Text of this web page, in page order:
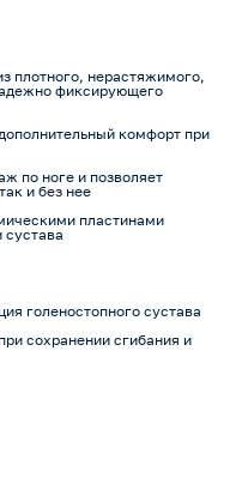
плотного, нерастяжимого,
фиксирующего
комфорт при
по ноге и позволяет
и без нее
пластинами
голеностопного сустава
сохранении сгибания и